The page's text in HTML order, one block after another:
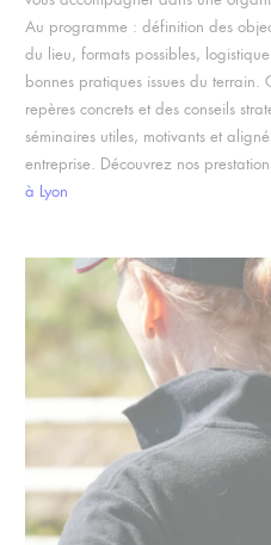
Au programme : définition des
du lieu, formats possibles,
bonnes pratiques issues du terrain.
repères concrets et des conseils
séminaires utiles, motivants et
entreprise. Découvrez nos
à Lyon